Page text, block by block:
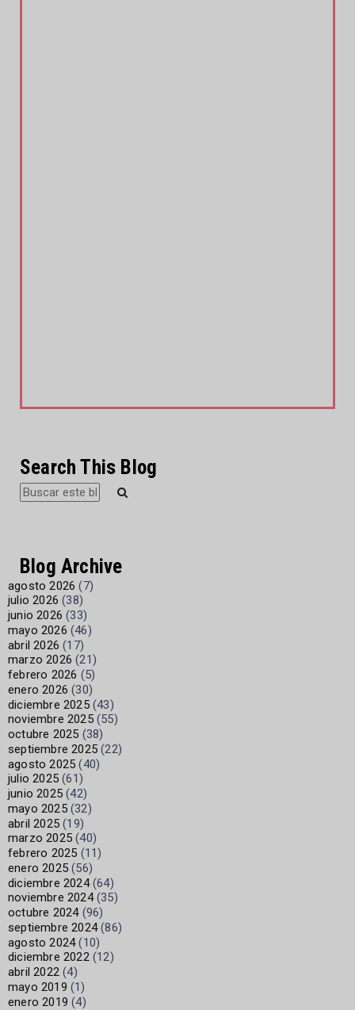
Search This Blog
Blog Archive
agosto 2026 (7)
julio 2026 (38)
junio 2026 (33)
mayo 2026 (46)
abril 2026 (17)
marzo 2026 (21)
febrero 2026 (5)
enero 2026 (30)
diciembre 2025(43)
noviembre 2025(55)
octubre 2025 (38)
septiembre 2025 (22)
agosto 2025 (40)
julio 2025 (61)
junio 2025 (42)
mayo 2025(32)
abril 2025 (19)
marzo 2025 (40)
febrero 2025 (11)
enero 2025 (56)
diciembre 2024(64)
noviembre 2024(35)
octubre 2024(96)
septiembre 2024(86)
agosto 2024(10)
diciembre 2022(12)
abril 2022 (4)
mayo 2019 (1)
enero 2019 (4)